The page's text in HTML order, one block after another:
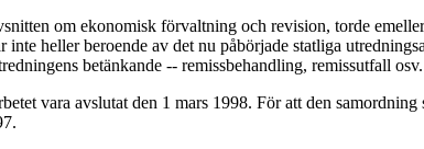
om ekonomisk förvaltning och revision, torde
heller beroende av det nu påbörjade statliga
betänkande -- remissbehandling, remissutfall osv.
vara avslutat den 1 mars 1998. För att den